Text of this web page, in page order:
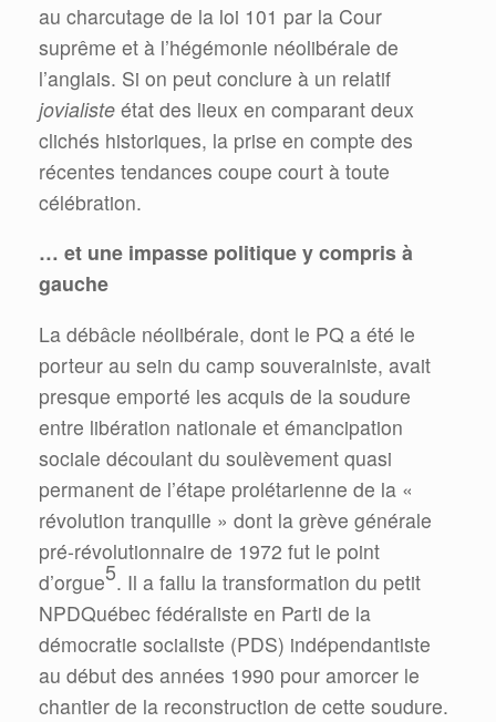
au charcutage de la loi 101 par la Cour
suprême et à l’hégémonie néolibérale de
l’anglais. Si on peut conclure à un relatif
jovialiste état des lieux en comparant deux
clichés historiques, la prise en compte des
récentes tendances coupe court à toute
célébration.
… et une impasse politique y compris à
gauche
La débâcle néolibérale, dont le PQ a été le
porteur au sein du camp souverainiste, avait
presque emporté les acquis de la soudure
entre libération nationale et émancipation
sociale découlant du soulèvement quasi
permanent de l’étape prolétarienne de la «
révolution tranquille » dont la grève générale
pré-révolutionnaire de 1972 fut le point
d’orgue5. Il a fallu la transformation du petit
NPDQuébec fédéraliste en Parti de la
démocratie socialiste (PDS) indépendantiste
au début des années 1990 pour amorcer le
chantier de la reconstruction de cette soudure.